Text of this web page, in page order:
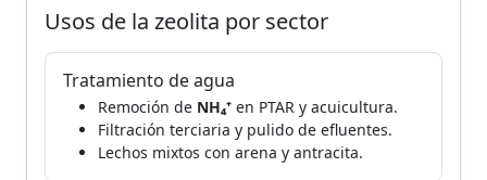
Usos de la zeolita por sector
Tratamiento de agua
Remoción de NH₄⁺ en PTAR y acuicultura.
Filtración terciaria y pulido de efluentes.
Lechos mixtos con arena y antracita.